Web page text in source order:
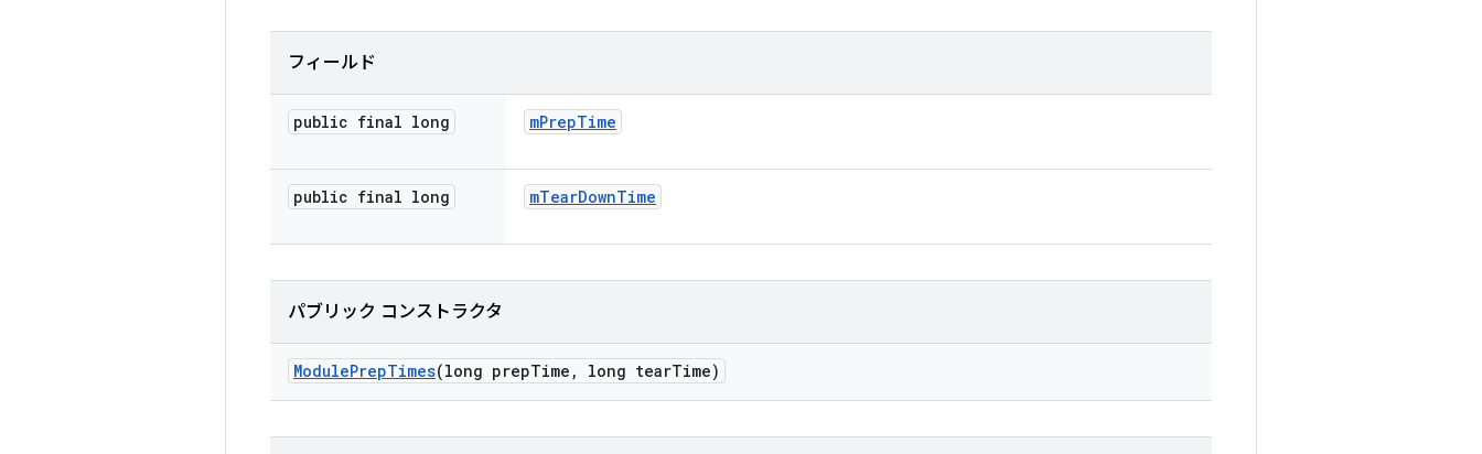
フィールド
public final long mPrepTime
public final long mTearDownTime
パブリック コンストラクタ
ModulePrepTimes(long prepTime , long tearTime)